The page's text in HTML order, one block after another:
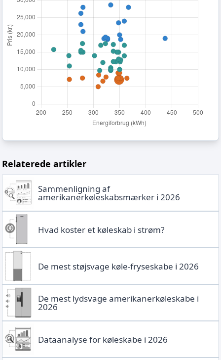
Relaterede artikler
Sammenligning af
amerikanerkøleskabsmærker i 2026
Hvad koster et køleskab i strøm?
De mest støjsvage køle-fryseskabe i 2026
De mest lydsvage amerikanerkøleskabe i
2026
Dataanalyse for køleskabe i 2026